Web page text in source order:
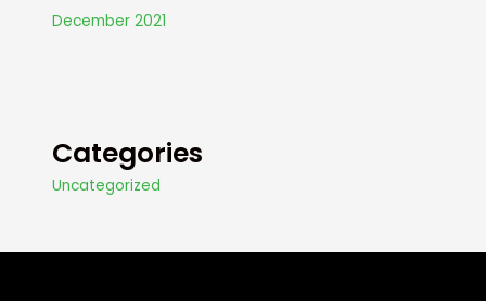
December 2021
Categories
Uncategorized